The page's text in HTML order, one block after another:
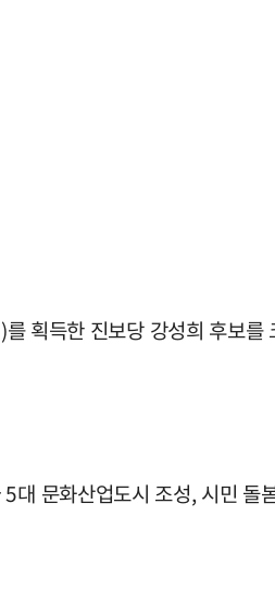
획득한 진보당 강성희 후보를
문화산업도시 조성, 시민 돌